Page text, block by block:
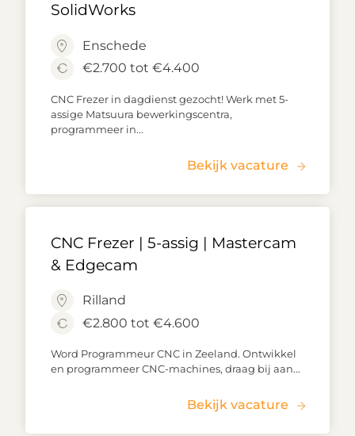
SolidWorks
Enschede
€2.700 tot €4.400
CNC Frezer in dagdienst gezocht! Werk met 5-
assige Matsuura bewerkingscentra,
programmeer in...
Bekijk vacature
CNC Frezer | 5-assig | Mastercam
& Edgecam
Rilland
€2.800 tot €4.600
Word Programmeur CNC in Zeeland. Ontwikkel
en programmeer CNC-machines, draag bij aan...
Bekijk vacature